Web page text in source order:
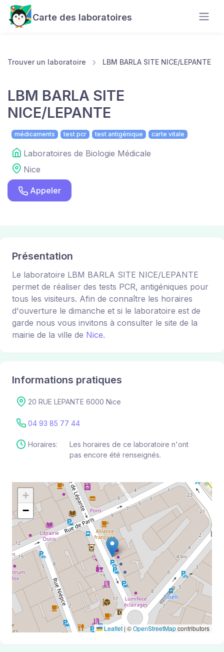
Carte des laboratoires
Trouver un laboratoire LBM BARLA SITE NICE/LEPANTE
LBM BARLA SITE
NICE/LEPANTE
médicaments test pcr test antigénique carte vitale
Laboratoires de Biologie Médicale
Nice
Appeler
Présentation
Le laboratoire LBM BARLA SITE NICE/LEPANTE
permet de réaliser des tests PCR, antigéniques pour
tous les visiteurs. Afin de connaître les horaires
d'ouverture le dimanche et si le laboratoire est de
garde nous vous invitons à consulter le site de la
mairie de la ville de Nice.
Informations pratiques
20 RUE LEPANTE 6000 Nice
04 93 85 77 44
Horaires:
Les horaires de ce laboratoire n'ont
pas encore été renseignés.
+
−
Leaflet | ©OpenStreetMapcontributors